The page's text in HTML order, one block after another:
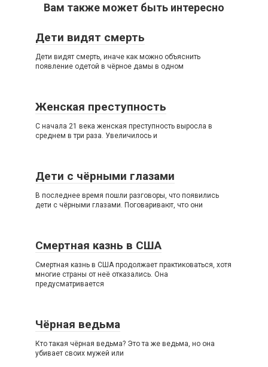
Вам также может быть интересно
Дети видят смерть
Дети видят смерть, иначе как можно объяснить
появление одетой в чёрное дамы в одном
Женская преступность
С начала 21 века женская преступность выросла в
среднем в три раза. Увеличилось и
Дети с чёрными глазами
В последнее время пошли разговоры, что появились
дети с чёрными глазами. Поговаривают, что они
Смертная казнь в США
Смертная казнь в США продолжает практиковаться, хотя
многие страны от неё отказались. Она
предусматривается
Чёрная ведьма
Кто такая чёрная ведьма? Это та же ведьма, но она
убивает своих мужей или